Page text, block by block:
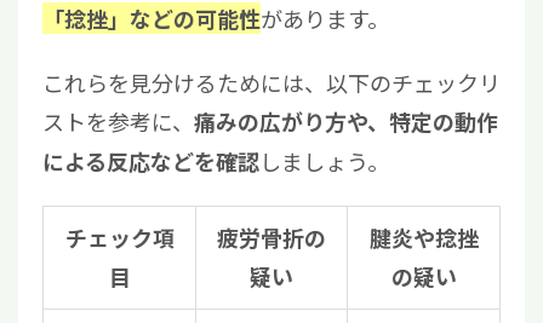
「捻挫」などの可能性があります。
これらを見分けるためには、以下のチェックリ
ストを参考に、 痛みの広がり方や、特定の動作
による反応などを確認しましょう。
チェック項
目
疲労骨折の
疑い
腱炎や捻挫
の疑い